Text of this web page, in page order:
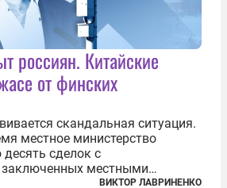
россиян. Китайские
от финских
скандальная ситуация.
местное министерство
сделок с
местными
капиталом. Чиновники
ВИКТОР ЛАВРИНЕНКО